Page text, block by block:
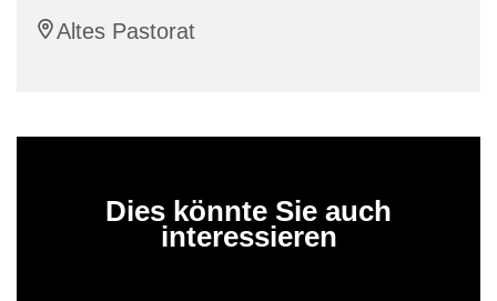
Altes Pastorat
Dies könnte Sie auch
interessieren